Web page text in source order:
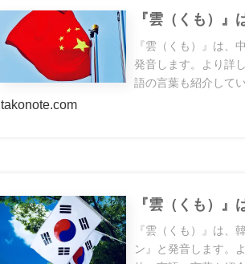
『雲（くも）』
『雲（くも）』は、
発音します。より詳
語の言葉も紹介してい
takonote.com
『雲（くも）』
『雲（くも）』は、
ン』と発音します。